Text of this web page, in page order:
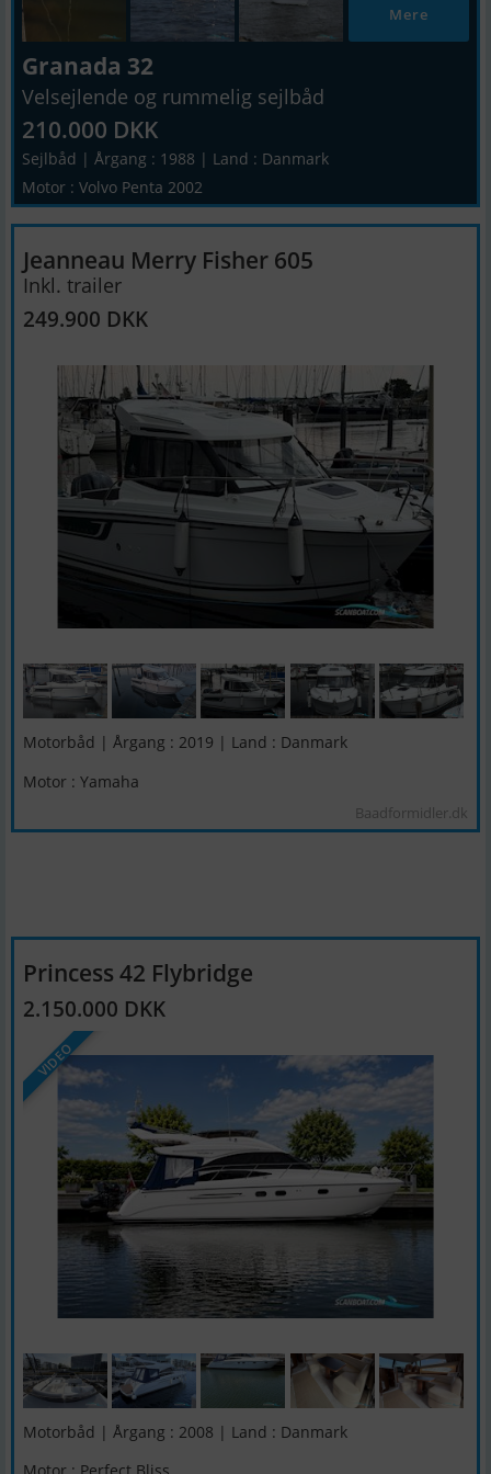
Mere
Granada 32
Velsejlende og rummelig sejlbåd
210.000 DKK
Sejlbåd | Årgang : 1988 | Land : Danmark
Motor : Volvo Penta 2002
Jeanneau Merry Fisher 605
Inkl. trailer
249.900 DKK
Motorbåd | Årgang : 2019 | Land : Danmark
Motor : Yamaha
Baadformidler.dk
Princess 42 Flybridge
2.150.000 DKK
VIDEO
Motorbåd | Årgang : 2008 | Land : Danmark